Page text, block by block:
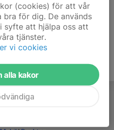
(cookies) för att vår
för dig. De används
syfte att hjälpa oss att
tjänster.
vi cookies
alla kakor